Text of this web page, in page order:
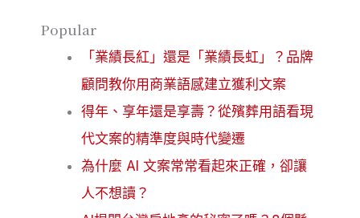
Popular
「業績長紅」還是「業績長虹」？品牌
顧問教你用商業語感建立獲利文案
得年、享年還是享壽？從殯葬用語看現
代文案的精準度與時代變遷
為什麼 AI 文案常常看起來正確，卻讓
人不想讀？